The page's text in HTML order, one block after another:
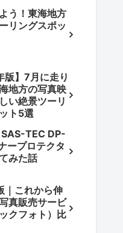
う！東海地方
リングスポッ
版】7月に走り
地方の写真映
い絶景ツーリ
ト5選
TEC DP-
ープロテクタ
みた話
｜これから伸
真販売サービ
クフォト）比